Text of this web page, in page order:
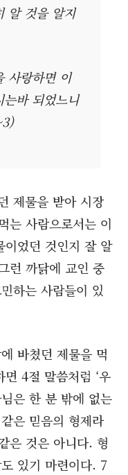
알 것을 알지
사랑하면 이
바 되었느니
제물을 받아 시장
는 사람으로서는 이
이었던 것인지 잘 알
런 까닭에 교인 중
하는 사람들이 있
바쳤던 제물을 먹
4절 말씀처럼 ‘우
은 한 분 밖에 없는
은 믿음의 형제라
은 것은 아니다. 형
있기 마련이다. 7